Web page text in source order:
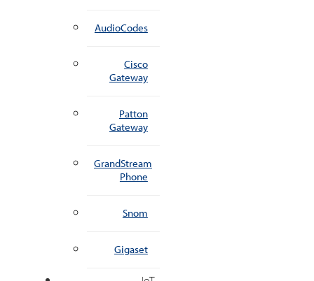
AudioCodes
Cisco
Gateway
Patton
Gateway
GrandStream
Phone
Snom
Gigaset